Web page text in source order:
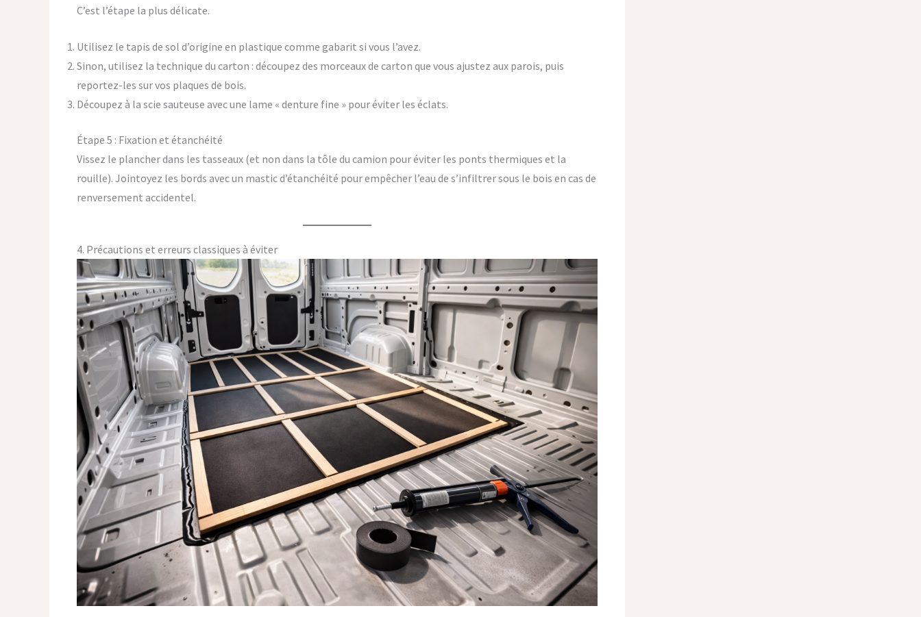
C’est l’étape la plus délicate.
Utilisez le tapis de sol d’origine en plastique comme gabarit si vous l’avez.
Sinon, utilisez la technique du carton : découpez des morceaux de carton que vous ajustez aux parois, puis
reportez-les sur vos plaques de bois.
Découpez à la scie sauteuse avec une lame « denture fine » pour éviter les éclats.
Étape 5 : Fixation et étanchéité
Vissez le plancher dans les tasseaux (et non dans la tôle du camion pour éviter les ponts thermiques et la
rouille). Jointoyez les bords avec un mastic d’étanchéité pour empêcher l’eau de s’infiltrer sous le bois en cas de
renversement accidentel.
4. Précautions et erreurs classiques à éviter